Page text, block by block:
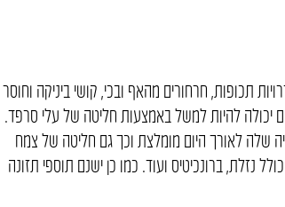
תכופות, חרחורים מהאף ובכי, קושי ביניקה וחוסר
יכולה להיות למשל באמצעות חליטה של עלי סרפד.
שלה לאורך היום מומלצת וכך גם חליטה של צמח
נזלת, ברונכיטיס ועוד. כמו כן ישנם תוספי תזונה